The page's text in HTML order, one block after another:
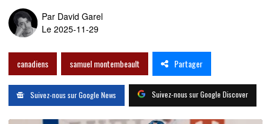
Par David Garel
Le 2025-11-29
canadiens samuel montembeault Partager
Suivez-nous sur Google News Suivez-nous sur Google Discover